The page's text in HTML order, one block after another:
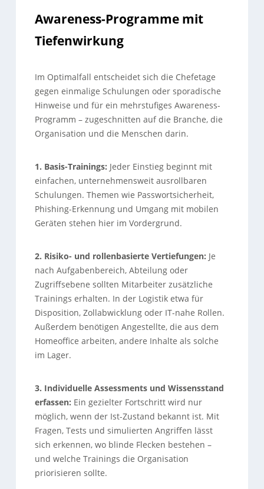
Awareness-Programme mit
Tiefenwirkung
Im Optimalfall entscheidet sich die Chefetage
gegen einmalige Schulungen oder sporadische
Hinweise und für ein mehrstufiges Awareness-
Programm – zugeschnitten auf die Branche, die
Organisation und die Menschen darin.
1. Basis-Trainings: Jeder Einstieg beginnt mit
einfachen, unternehmensweit ausrollbaren
Schulungen. Themen wie Passwortsicherheit,
Phishing-Erkennung und Umgang mit mobilen
Geräten stehen hier im Vordergrund.
2. Risiko- und rollenbasierte Vertiefungen: Je
nach Aufgabenbereich, Abteilung oder
Zugriffsebene sollten Mitarbeiter zusätzliche
Trainings erhalten. In der Logistik etwa für
Disposition, Zollabwicklung oder IT-nahe Rollen.
Außerdem benötigen Angestellte, die aus dem
Homeoffice arbeiten, andere Inhalte als solche
im Lager.
3. Individuelle Assessments und Wissensstand
erfassen: Ein gezielter Fortschritt wird nur
möglich, wenn der Ist-Zustand bekannt ist. Mit
Fragen, Tests und simulierten Angriffen lässt
sich erkennen, wo blinde Flecken bestehen –
und welche Trainings die Organisation
priorisieren sollte.